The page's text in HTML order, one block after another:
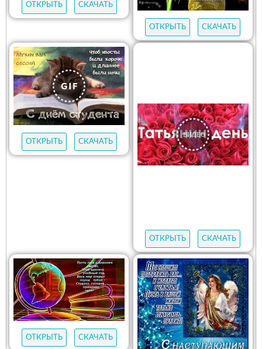
ОТКРЫТЬ СКАЧАТЬ
ОТКРЫТЬ СКАЧАТЬ
ОТКРЫТЬ СКАЧАТЬ
ОТКРЫТЬ СКАЧАТЬ
ОТКРЫТЬ СКАЧАТЬ